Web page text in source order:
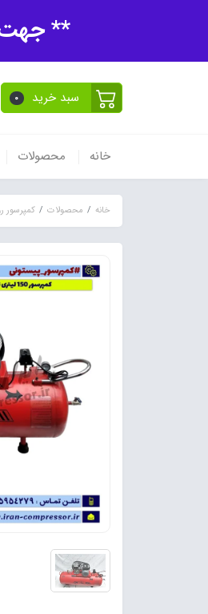
** جهت
سبد خرید 0
خانه محصولات
خانه محصولات کمپرسور